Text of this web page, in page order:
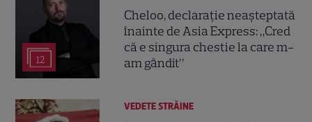
12
Cheloo, declarație neașteptată
înainte de Asia Express: „Cred
că e singura chestie la care m-
am gândit”
VEDETE STRĂINE